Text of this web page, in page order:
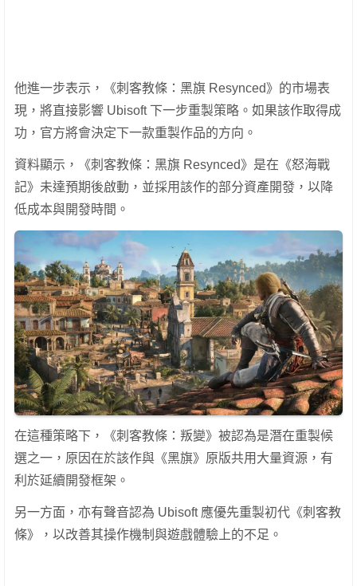
他進一步表示，《刺客教條：黑旗 Resynced》的市場表
現，將直接影響 Ubisoft 下一步重製策略。如果該作取得成
功，官方將會決定下一款重製作品的方向。
資料顯示，《刺客教條：黑旗 Resynced》是在《怒海戰
記》未達預期後啟動，並採用該作的部分資產開發，以降
低成本與開發時間。
在這種策略下，《刺客教條：叛變》被認為是潛在重製候
選之一，原因在於該作與《黑旗》原版共用大量資源，有
利於延續開發框架。
另一方面，亦有聲音認為 Ubisoft 應優先重製初代《刺客教
條》，以改善其操作機制與遊戲體驗上的不足。